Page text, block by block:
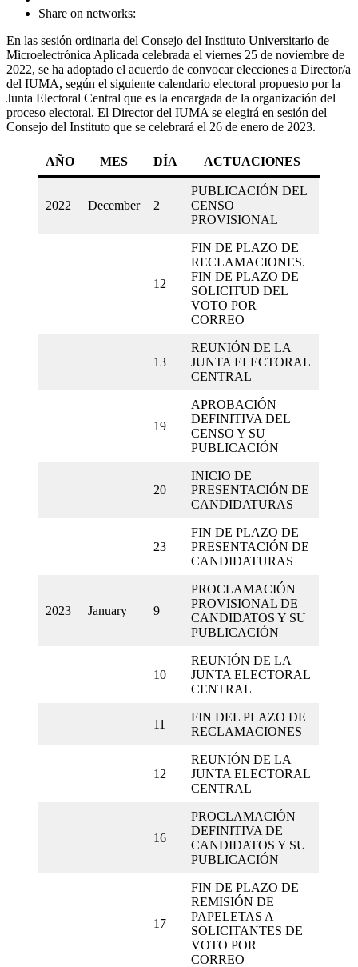
Share on networks:
En las sesión ordinaria del Consejo del Instituto Universitario de
Microelectrónica Aplicada celebrada el viernes 25 de noviembre de
2022, se ha adoptado el acuerdo de convocar elecciones a Director/a
del IUMA, según el siguiente calendario electoral propuesto por la
Junta Electoral Central que es la encargada de la organización del
proceso electoral. El Director del IUMA se elegirá en sesión del
Consejo del Instituto que se celebrará el 26 de enero de 2023.
AÑO MES DÍA ACTUACIONES
2022 December 2
PUBLICACIÓN DEL
CENSO
PROVISIONAL
12
FIN DE PLAZO DE
RECLAMACIONES.
FIN DE PLAZO DE
SOLICITUD DEL
VOTO POR
CORREO
13
REUNIÓN DE LA
JUNTA ELECTORAL
CENTRAL
19
APROBACIÓN
DEFINITIVA DEL
CENSO Y SU
PUBLICACIÓN
20
INICIO DE
PRESENTACIÓN DE
CANDIDATURAS
23
FIN DE PLAZO DE
PRESENTACIÓN DE
CANDIDATURAS
2023 January 9
PROCLAMACIÓN
PROVISIONAL DE
CANDIDATOS Y SU
PUBLICACIÓN
10
REUNIÓN DE LA
JUNTA ELECTORAL
CENTRAL
11
FIN DEL PLAZO DE
RECLAMACIONES
12
REUNIÓN DE LA
JUNTA ELECTORAL
CENTRAL
16
PROCLAMACIÓN
DEFINITIVA DE
CANDIDATOS Y SU
PUBLICACIÓN
17
FIN DE PLAZO DE
REMISIÓN DE
PAPELETAS A
SOLICITANTES DE
VOTO POR
CORREO